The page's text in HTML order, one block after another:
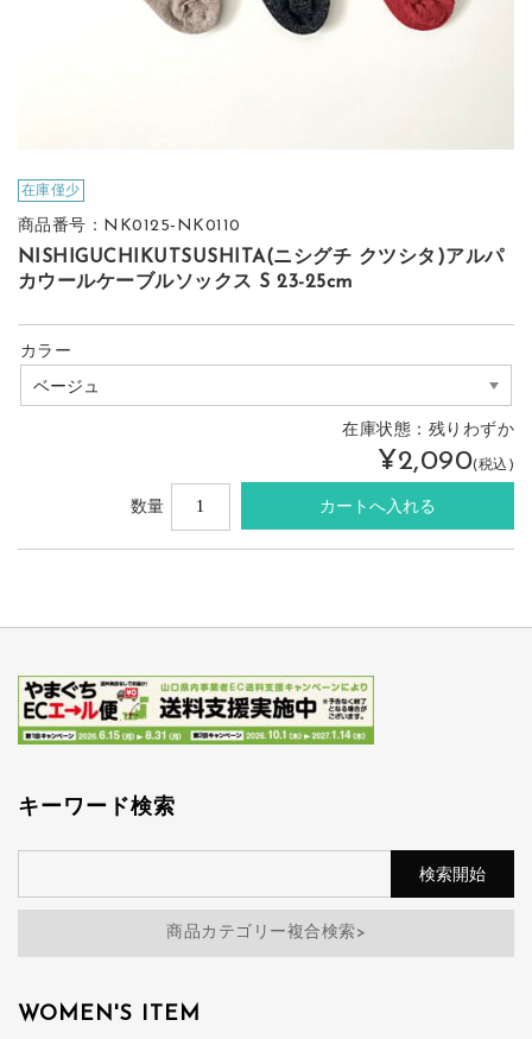
在庫僅少
商品番号：NK0125‐NK0110
NISHIGUCHIKUTSUSHITA(ニシグチ クツシタ)アルパ
カウールケーブルソックス S 23-25cm
カラー
在庫状態： 残りわずか
¥2,090(税込)
数量
キーワード検索
商品カテゴリー複合検索>
WOMEN'S ITEM